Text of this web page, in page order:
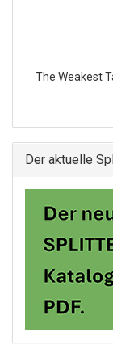
The Weakest
Der aktuelle